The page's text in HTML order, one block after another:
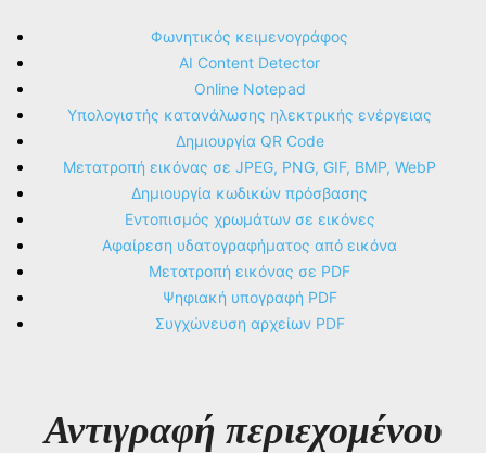
Φωνητικός κειμενογράφος
AI Content Detector
Online Notepad
Υπολογιστής κατανάλωσης ηλεκτρικής ενέργειας
Δημιουργία QR Code
Μετατροπή εικόνας σε JPEG, PNG, GIF, BMP, WebP
Δημιουργία κωδικών πρόσβασης
Εντοπισμός χρωμάτων σε εικόνες
Αφαίρεση υδατογραφήματος από εικόνα
Μετατροπή εικόνας σε PDF
Ψηφιακή υπογραφή PDF
Συγχώνευση αρχείων PDF
Αντιγραφή περιεχομένου